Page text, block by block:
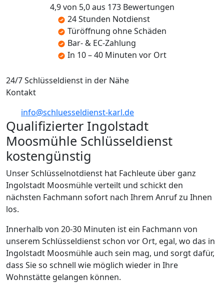
4,9 von 5,0 aus 173 Bewertungen
24 Stunden Notdienst
Türöffnung ohne Schäden
Bar- & EC-Zahlung
In 10 – 40 Minuten vor Ort
24/7 Schlüsseldienst in der Nähe
Kontakt
info@schluesseldienst-karl.de
Qualifizierter Ingolstadt
Moosmühle Schlüsseldienst
kostengünstig
Unser Schlüsselnotdienst hat Fachleute über ganz
Ingolstadt Moosmühle verteilt und schickt den
nächsten Fachmann sofort nach Ihrem Anruf zu Ihnen
los.
Innerhalb von 20-30 Minuten ist ein Fachmann von
unserem Schlüsseldienst schon vor Ort, egal, wo das in
Ingolstadt Moosmühle auch sein mag, und sorgt dafür,
dass Sie so schnell wie möglich wieder in Ihre
Wohnstätte gelangen können.